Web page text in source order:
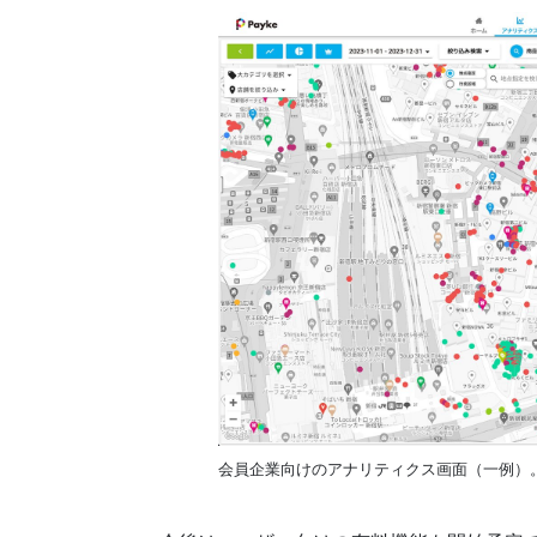
会員企業向けのアナリティクス画面（一例）